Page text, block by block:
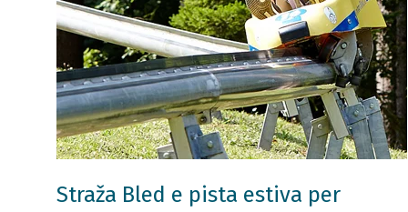
Straža Bled e pista estiva per